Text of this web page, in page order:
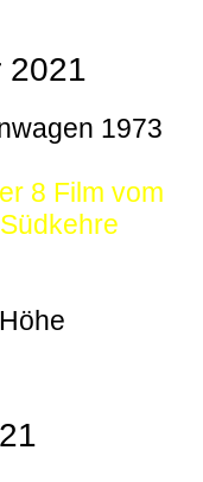
2021
1973
8 Film vom